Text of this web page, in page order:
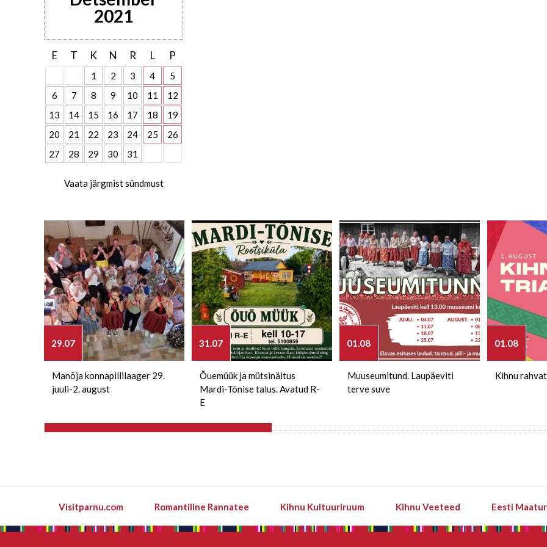
2021
E T K N R L P
1 2 3 4
5
6
7 8 9 10 11
12
13
14 15 16 17 18
19
20
21 22 23 24 25
26
27
28 29 30 31
Vaata järgmist sündmust
29.07
Manõja konnapillilaager 29.
juuli-2. august
31.07
Õuemüük ja mütsinäitus
Mardi-Tõnise talus. Avatud R-
E
01.08
Muuseumitund. Laupäeviti
terve suve
01.08
Kihnu
Visitparnu.com Romantiline Rannatee Kihnu Kultuuriruum Kihnu Veeteed Eesti